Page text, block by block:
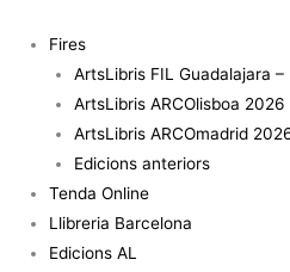
contingut
Fires
ArtsLibris FIL Guadalajara
ArtsLibris ARCOlisboa 2026
ArtsLibris ARCOmadrid
Edicions anteriors
Tenda Online
Llibreria Barcelona
Edicions AL
democracia